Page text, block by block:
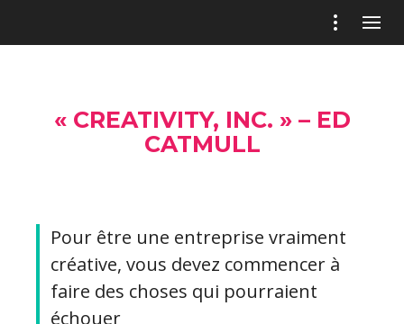
« CREATIVITY, INC. » – ED
CATMULL
Pour être une entreprise vraiment
créative, vous devez commencer à
faire des choses qui pourraient
échouer